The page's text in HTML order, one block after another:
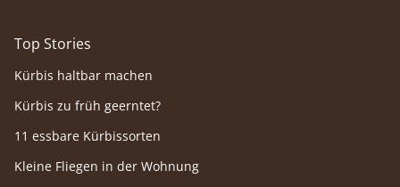
Top Stories
Kürbis haltbar machen
Kürbis zu früh geerntet?
11 essbare Kürbissorten
Kleine Fliegen in der Wohnung